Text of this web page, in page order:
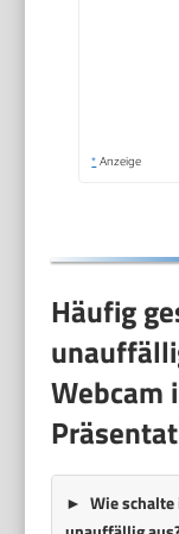
* Anzeige
Häufig
Webcam
Wie schalte